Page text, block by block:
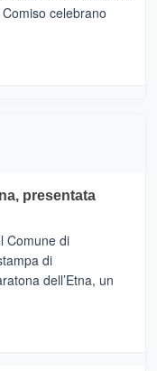
celebrano
presentata
Comune di
di
dell’Etna, un